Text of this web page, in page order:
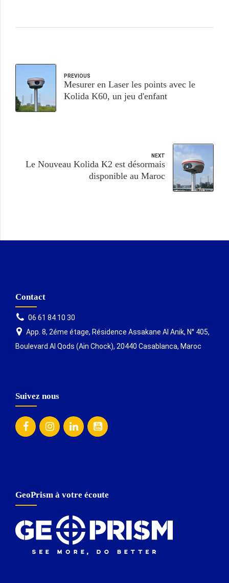
PREVIOUS
Mesurer en Laser les points avec le
Kolida K60, un jeu d'enfant
NEXT
Le Nouveau Kolida K2 est désormais
disponible au Maroc
Contact
06 61 84 10 30
App. 8, 2éme étage, Résidence Assakane Al Anik, N° 405,
Boulevard Al Qods (Ain Chock), 20440 Casablanca, Maroc
Suivez nous
GeoPrism à votre écoute